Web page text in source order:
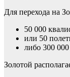
Для перехода на
50 000
или 50
либо 300
Золотой